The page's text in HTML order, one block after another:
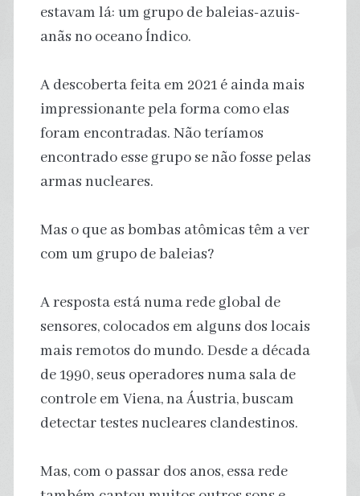
estavam lá: um grupo de baleias-azuis-
anãs no oceano Índico.
A descoberta feita em 2021 é ainda mais
impressionante pela forma como elas
foram encontradas. Não teríamos
encontrado esse grupo se não fosse pelas
armas nucleares.
Mas o que as bombas atômicas têm a ver
com um grupo de baleias?
A resposta está numa rede global de
sensores, colocados em alguns dos locais
mais remotos do mundo. Desde a década
de 1990, seus operadores numa sala de
controle em Viena, na Áustria, buscam
detectar testes nucleares clandestinos.
Mas, com o passar dos anos, essa rede